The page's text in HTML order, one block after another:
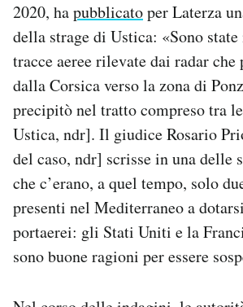
2020, hapubblicatoper Laterza
della strage di Ustica: «Sono
tracce aeree rilevate dai radar che
dalla Corsica verso la zona di
precipitò nel tratto compreso tra
Ustica, ndr]. Il giudice Rosario
del caso, ndr] scrisse in una delle
che c’erano, a quel tempo, solo
presenti nel Mediterraneo a
portaerei: gli Stati Uniti e la
sono buone ragioni per essere